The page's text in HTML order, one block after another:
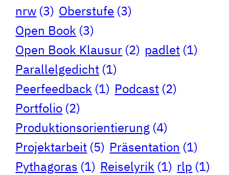
nrw (3) Oberstufe (3)
Open Book (3)
Open Book Klausur (2) padlet (1)
Parallelgedicht (1)
Peerfeedback (1) Podcast (2)
Portfolio (2)
Produktionsorientierung (4)
Projektarbeit (5) Präsentation (1)
Pythagoras (1) Reiselyrik (1) rlp (1)